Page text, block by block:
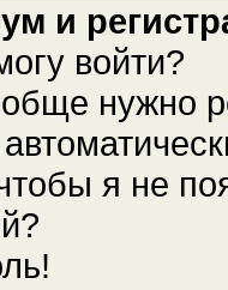
и
войти?
нужно
я не